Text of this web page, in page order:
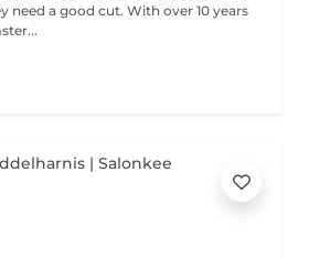
need a good cut. With over 10 years